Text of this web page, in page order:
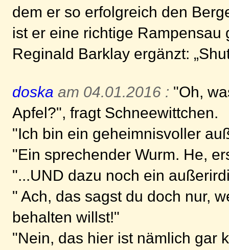
dem er so erfolgreich den
ist er eine richtige Rampensau
Reginald Barklay ergänzt:
doska am 04.01.2016 : "Oh,
Apfel?", fragt Schneewittchen.
"Ich bin ein geheimnisvoller
"Ein sprechender Wurm. He,
"...UND dazu noch ein
" Ach, das sagst du doch nur,
behalten willst!"
"Nein, das hier ist nämlich gar